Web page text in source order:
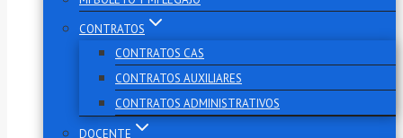
CONTRATOS
CONTRATOS CAS
CONTRATOS AUXILIARES
CONTRATOS ADMINISTRATIVOS
DOCENTE